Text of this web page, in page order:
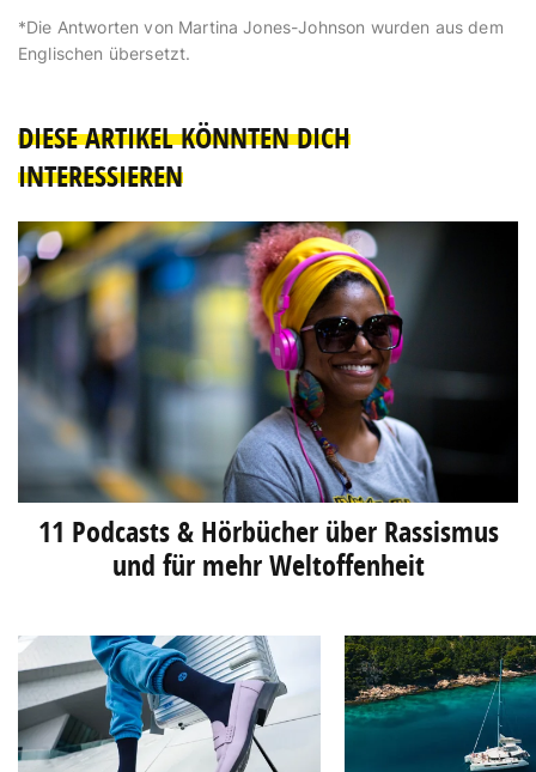
*Die Antworten von Martina Jones-Johnson wurden aus dem
Englischen übersetzt.
DIESE ARTIKEL KÖNNTEN DICH
INTERESSIEREN
11 Podcasts & Hörbücher über Rassismus
und für mehr Weltoffenheit